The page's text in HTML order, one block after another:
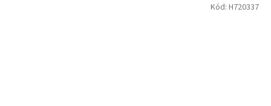
Kód: H720337